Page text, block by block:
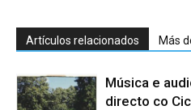
Artículos relacionados Más
Música e
directo co